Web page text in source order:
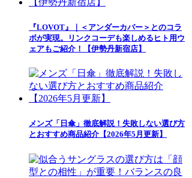
『LOVOT』｜＜アンダーカバー＞とのコラ
ボが実現。リンクコーデも楽しめるヒト用ウ
ェアもご紹介！【伊勢丹新宿店】
メンズ「日傘」徹底解説！失敗しない選び方
とおすすめ商品紹介【2026年5月更新】